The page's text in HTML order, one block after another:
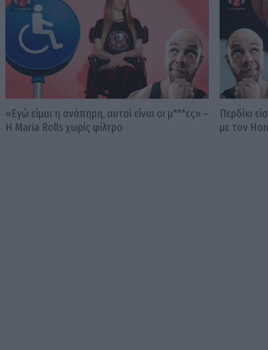
«Εγώ είμαι η ανάπηρη, αυτοί είναι οι μ***ες» –
Η Maria Rolls χωρίς φίλτρο
Περδίκι
με τον